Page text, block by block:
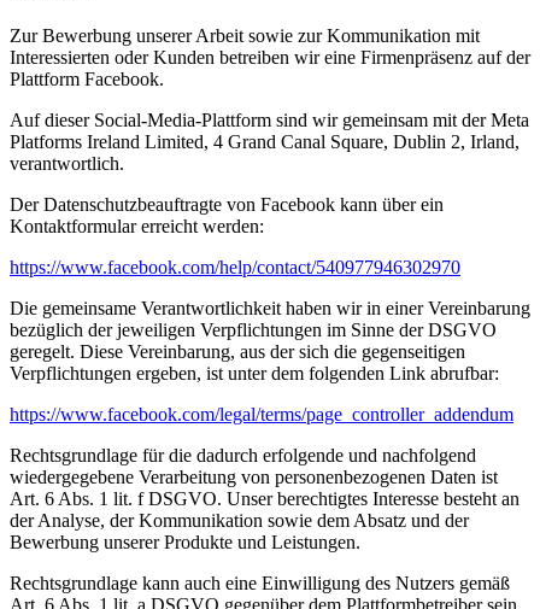
Zur Bewerbung unserer Arbeit sowie zur Kommunikation mit
Interessierten oder Kunden betreiben wir eine Firmenpräsenz auf der
Plattform Facebook.
Auf dieser Social-Media-Plattform sind wir gemeinsam mit der Meta
Platforms Ireland Limited, 4 Grand Canal Square, Dublin 2, Irland,
verantwortlich.
Der Datenschutzbeauftragte von Facebook kann über ein
Kontaktformular erreicht werden:
https://www.facebook.com/help/contact/540977946302970
Die gemeinsame Verantwortlichkeit haben wir in einer Vereinbarung
bezüglich der jeweiligen Verpflichtungen im Sinne der DSGVO
geregelt. Diese Vereinbarung, aus der sich die gegenseitigen
Verpflichtungen ergeben, ist unter dem folgenden Link abrufbar:
https://www.facebook.com/legal/terms/page_controller_addendum
Rechtsgrundlage für die dadurch erfolgende und nachfolgend
wiedergegebene Verarbeitung von personenbezogenen Daten ist
Art. 6 Abs. 1 lit. f DSGVO. Unser berechtigtes Interesse besteht an
der Analyse, der Kommunikation sowie dem Absatz und der
Bewerbung unserer Produkte und Leistungen.
Rechtsgrundlage kann auch eine Einwilligung des Nutzers gemäß
Art. 6 Abs. 1 lit. a DSGVO gegenüber dem Plattformbetreiber sein.